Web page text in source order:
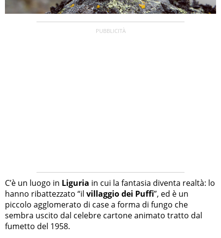
C’è un luogo in Liguria in cui la fantasia diventa realtà: lo
hanno ribattezzato “il villaggio dei Puffi”, ed è un
piccolo agglomerato di case a forma di fungo che
sembra uscito dal celebre cartone animato tratto dal
fumetto del 1958.